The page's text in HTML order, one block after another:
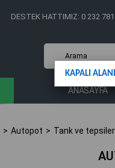
DESTEK HATTIMIZ: 0 232
ANASAYFA
Autopot Tank ve tepsiler
KAPALI